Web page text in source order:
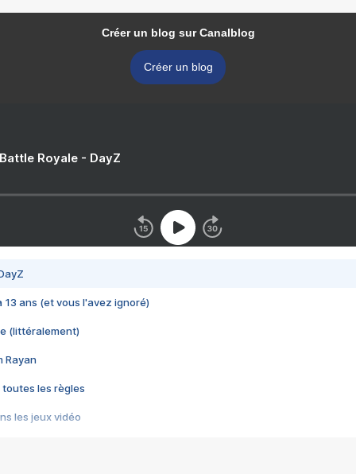
Créer un blog sur Canalblog
Créer un blog
Royale - DayZ
13 ans (et vous l'avez ignoré)
(littéralement)
Rayan
toutes les règles
les jeux vidéo